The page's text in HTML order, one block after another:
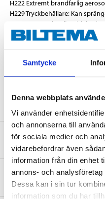
Samtycke
Denna webbplats
Vi använder
och annonserna till
för sociala medier och
vidarebefordrar även
information från din enhet
annons- och
Dessa kan i sin tur
information som du har
H222 Extremt brandfarlig
H229 Tryckbehållare: Kan
H317 Kan orsaka allergisk
H412 Skadliga
Säkerhetsinformation
Om tillverkaren